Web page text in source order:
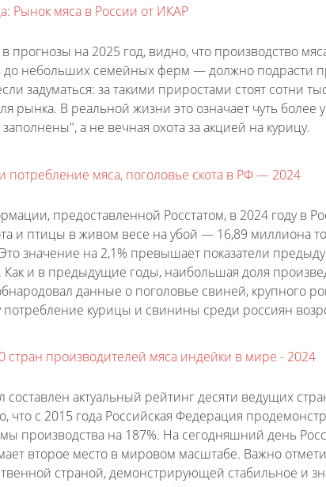
Рынок мяса в России от ИКАР
в прогнозы на 2025 год, видно, что производство
до небольших семейных ферм — должно подрасти
задуматься: за такими приростами стоят сотни
рынка. В реальной жизни это означает чуть
а не вечная охота за акцией на курицу.
потребление мяса, поголовье скота в РФ — 2024
предоставленной Росстатом, в 2024 году в
и птицы в живом весе на убой — 16,89 миллиона
значение на 2,1% превышает показатели
и в предыдущие годы, наибольшая доля
данные о поголовье свиней, крупного
потребление курицы и свинины среди россиян
стран производителей мяса индейки в мире - 2024
составлен актуальный рейтинг десяти ведущих
что с 2015 года Российская Федерация
производства на 187%. На сегодняшний день
второе место в мировом масштабе. Важно
страной, демонстрирующей стабильное и